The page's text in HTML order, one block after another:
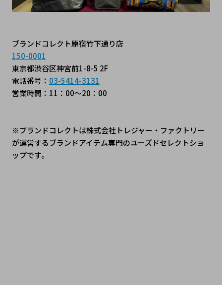
ブランドコレクト原宿竹下通り店
150-0001
東京都渋谷区神宮前1-8-5 2F
電話番号： 03-5414-3131
営業時間：11：00～20：00
※ブランドコレクトは株式会社トレジャー・ファクトリー
が運営するブランドアイテム専門のユーズドセレクトショ
ップです。